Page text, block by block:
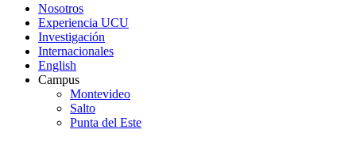
Nosotros
Experiencia UCU
Investigación
Internacionales
English
Campus
Montevideo
Salto
Punta del Este